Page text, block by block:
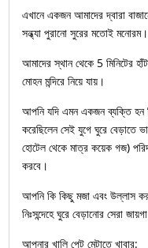
এখানে একজন আমাদের দ্বারা
সন্ধ্যা পুরানো সুরের মতোই মনোরম।
আমাদের স্থান থেকে 5 মিনিটের
মোহন মন্দিরে নিয়ে যায়।
আপনি যদি এমন একজন ব্যক্তি হন
করেছিলেন সেই যুগে ঘুরে বেড়াতে
হোটেল থেকে মাত্র কয়েক গজ)
করবে।
আপনি কি কিছু মজা এবং উল্লাস
নিঃসন্দেহে ঘুরে বেড়ানোর সেরা
আপনার খালি পেট মেটাতে খাবার: